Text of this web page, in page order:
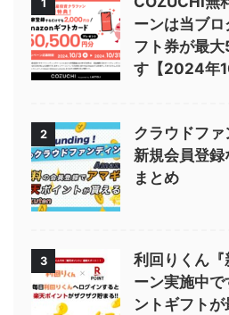
1
ーンは当ブ
フト券が最
す【2024年
2
クラウドフ
新規会員登
まとめ
3
利回りくん
ーン実施中
ントギフト